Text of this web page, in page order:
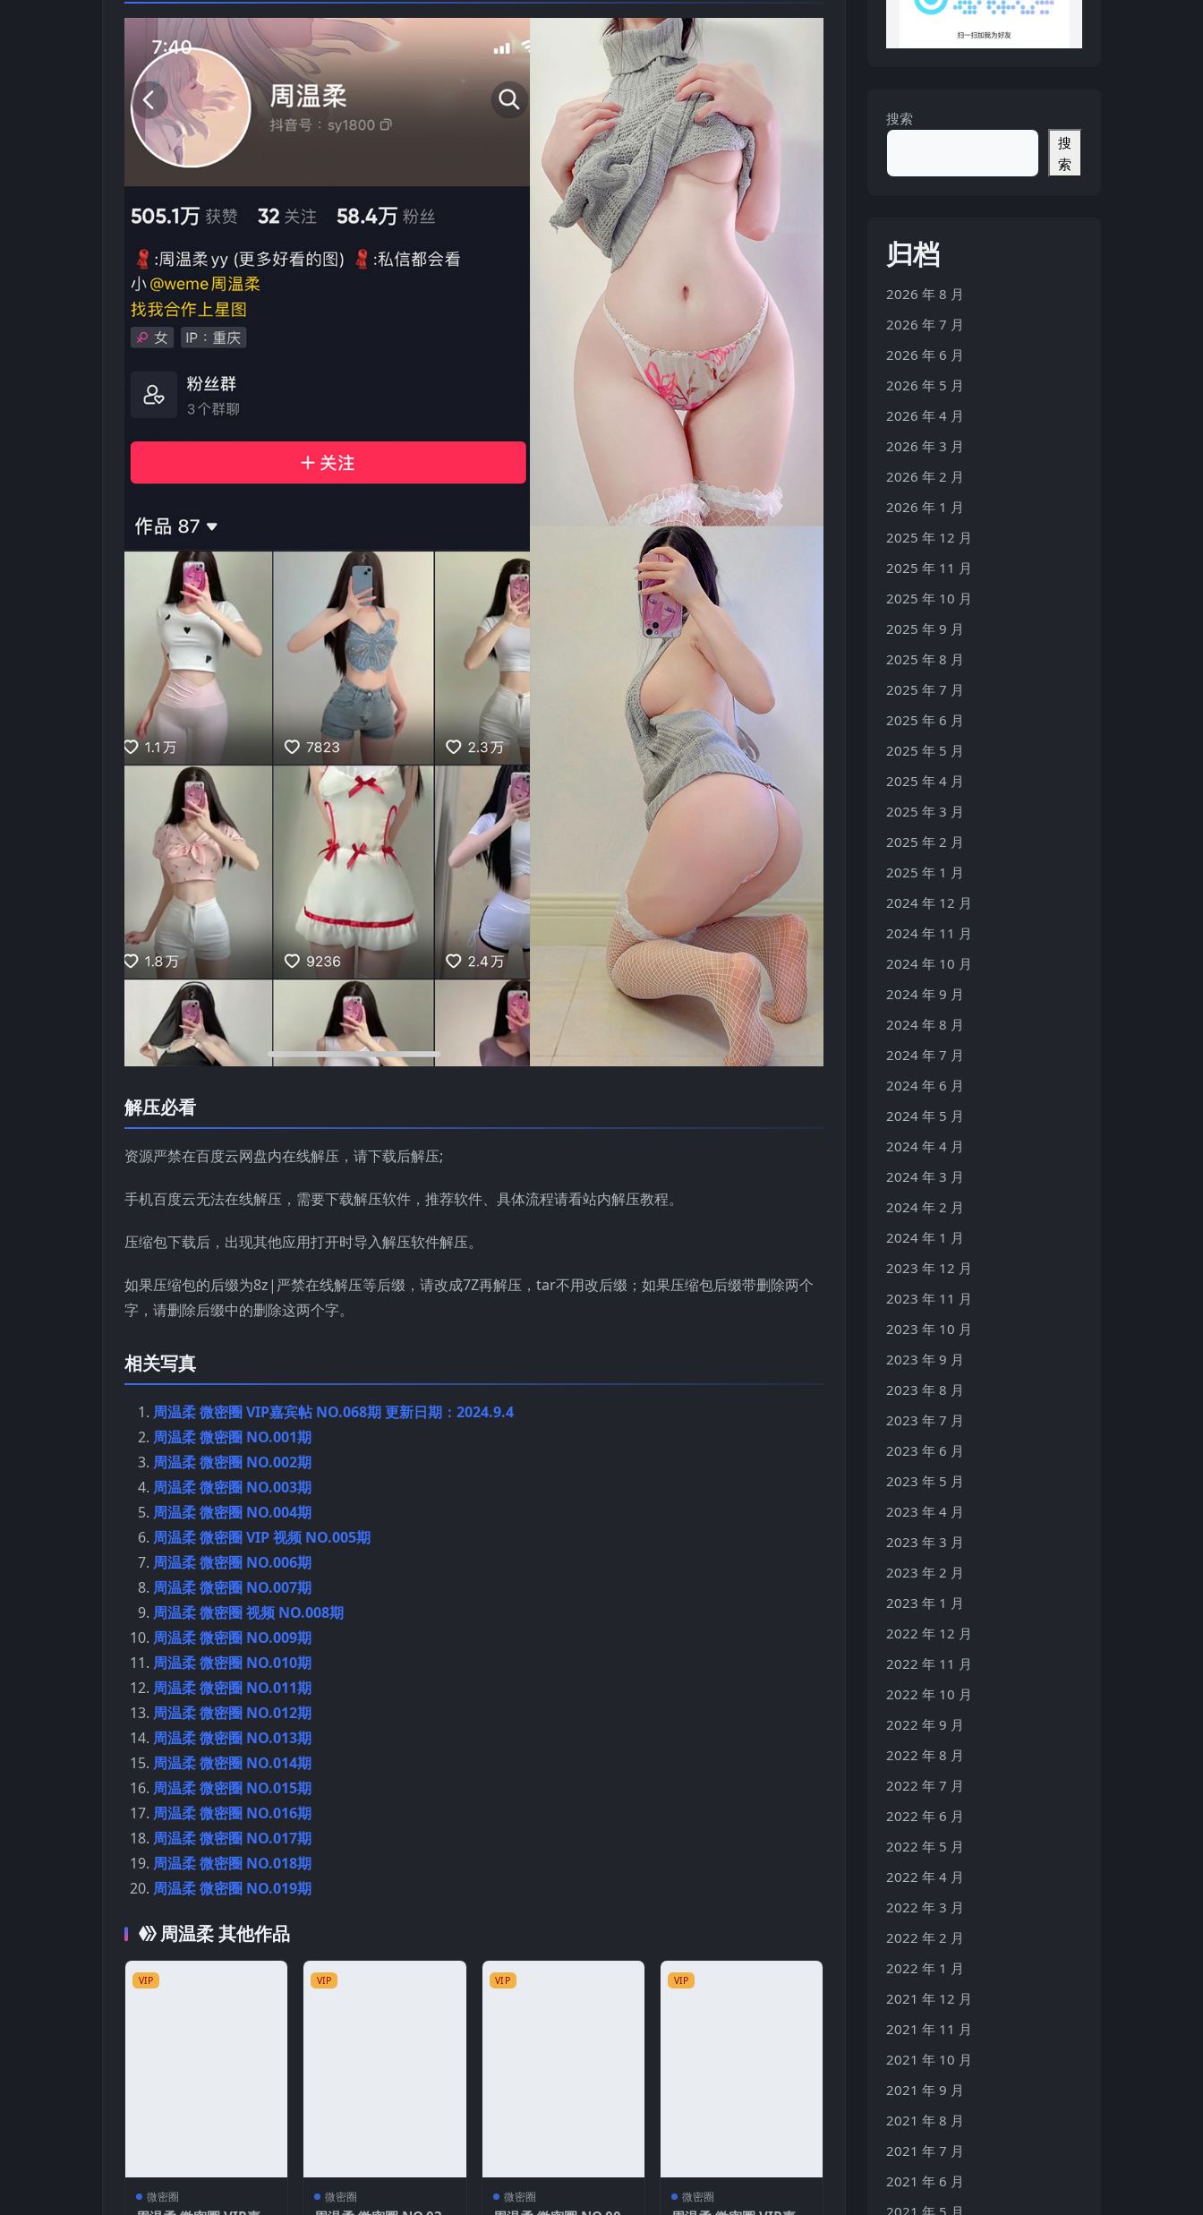
解压必看
资源严禁在百度云网盘内在线解压，请下载后解压;
手机百度云无法在线解压，需要下载解压软件，推荐软件、具体流程请看站内解压教程。
压缩包下载后，出现其他应用打开时导入解压软件解压。
如果压缩包的后缀为8z|严禁在线解压等后缀，请改成7Z再解压，tar不用改后缀；如果压缩包后缀带删除两个
字，请删除后缀中的删除这两个字。
相关写真
周温柔 微密圈 VIP嘉宾帖 NO.068期 更新日期：2024.9.4
周温柔 微密圈 NO.001期
周温柔 微密圈 NO.002期
周温柔 微密圈 NO.003期
周温柔 微密圈 NO.004期
周温柔 微密圈 VIP 视频 NO.005期
周温柔 微密圈 NO.006期
周温柔 微密圈 NO.007期
周温柔 微密圈 视频 NO.008期
周温柔 微密圈 NO.009期
周温柔 微密圈 NO.010期
周温柔 微密圈 NO.011期
周温柔 微密圈 NO.012期
周温柔 微密圈 NO.013期
周温柔 微密圈 NO.014期
周温柔 微密圈 NO.015期
周温柔 微密圈 NO.016期
周温柔 微密圈 NO.017期
周温柔 微密圈 NO.018期
周温柔 微密圈 NO.019期
周温柔 其他作品
VIP
微密圈
VIP
微密圈
VIP
微密圈
VIP
微密圈
搜索
搜
索
归档
2026 年 8 月
2026 年 7 月
2026 年 6 月
2026 年 5 月
2026 年 4 月
2026 年 3 月
2026 年 2 月
2026 年 1 月
2025 年 12 月
2025 年 11 月
2025 年 10 月
2025 年 9 月
2025 年 8 月
2025 年 7 月
2025 年 6 月
2025 年 5 月
2025 年 4 月
2025 年 3 月
2025 年 2 月
2025 年 1 月
2024 年 12 月
2024 年 11 月
2024 年 10 月
2024 年 9 月
2024 年 8 月
2024 年 7 月
2024 年 6 月
2024 年 5 月
2024 年 4 月
2024 年 3 月
2024 年 2 月
2024 年 1 月
2023 年 12 月
2023 年 11 月
2023 年 10 月
2023 年 9 月
2023 年 8 月
2023 年 7 月
2023 年 6 月
2023 年 5 月
2023 年 4 月
2023 年 3 月
2023 年 2 月
2023 年 1 月
2022 年 12 月
2022 年 11 月
2022 年 10 月
2022 年 9 月
2022 年 8 月
2022 年 7 月
2022 年 6 月
2022 年 5 月
2022 年 4 月
2022 年 3 月
2022 年 2 月
2022 年 1 月
2021 年 12 月
2021 年 11 月
2021 年 10 月
2021 年 9 月
2021 年 8 月
2021 年 7 月
2021 年 6 月
2021 年 5 月